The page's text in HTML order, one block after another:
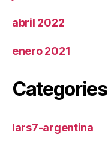
abril 2022
enero 2021
Categories
lars7-argentina